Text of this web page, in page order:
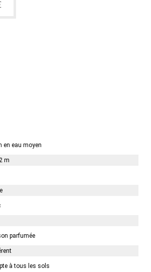
en eau moyen
m
parfumée
à tous les sols